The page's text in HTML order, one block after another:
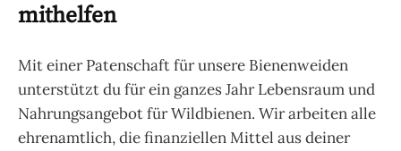
mithelfen
Mit einer Patenschaft für unsere Bienenweiden
unterstützt du für ein ganzes Jahr Lebensraum und
Nahrungsangebot für Wildbienen. Wir arbeiten alle
ehrenamtlich, die finanziellen Mittel aus deiner